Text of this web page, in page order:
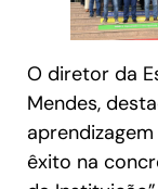
O diretor da
Mendes,
êxito na